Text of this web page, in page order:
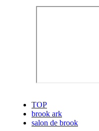
TOP
brook ark
salon de brook